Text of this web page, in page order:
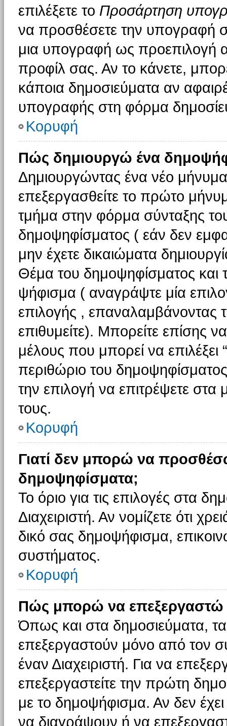
επιλέξετε το Προσάρτηση
να προσθέσετε την υπογραφή
μια υπογραφή ως προεπιλογή
προφίλ σας. Αν το κάνετε,
κάποια δημοσιεύματα αν
υπογραφής στη φόρμα
Κορυφή
Πώς δημιουργώ ένα
Δημιουργώντας ένα νέο
επεξεργασθείτε το πρώτο
τμήμα στην φόρμα σύνταξης
δημοψηφίσματος ( εάν δεν
μην έχετε δικαιώματα
Θέμα του δημοψηφίσματος και
ψήφισμα ( αναγράψτε μία
επιλογής , επαναλαμβάνοντας
επιθυμείτε). Μπορείτε επίσης
μέλους που μπορεί να επιλέξει
περιθώριο του
την επιλογή να επιτρέψετε στα
τους.
Κορυφή
Γιατί δεν μπορώ να
δημοψηφίσματα;
Το όριο για τις επιλογές στα
Διαχειριστή. Αν νομίζετε ότι
δικό σας δημοψήφισμα,
συστήματος.
Κορυφή
Πώς μπορώ να
Όπως και στα δημοσιεύματα,
επεξεργαστούν μόνο από τον
έναν Διαχειριστή. Για να
επεξεργαστείτε την πρώτη
με το δημοψήφισμα. Αν δεν
να διαγράψουν ή να